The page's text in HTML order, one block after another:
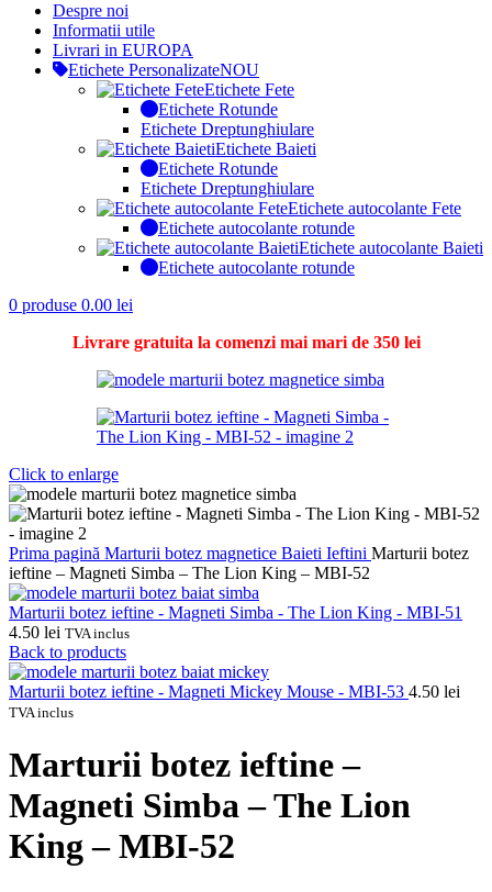
Despre noi
Informatii utile
Livrari in EUROPA
Etichete PersonalizateNOU
Etichete Fete
Etichete Rotunde
Etichete Dreptunghiulare
Etichete Baieti
Etichete Rotunde
Etichete Dreptunghiulare
Etichete autocolante Fete
Etichete autocolante rotunde
Etichete autocolante Baieti
Etichete autocolante rotunde
0 produse 0.00 lei
Livrare gratuita la comenzi mai mari de 350 lei
Click to enlarge
Prima pagină Marturii botez magnetice Baieti Ieftini Marturii botez
ieftine – Magneti Simba – The Lion King – MBI-52
Marturii botez ieftine - Magneti Simba - The Lion King - MBI-51
4.50 lei TVA inclus
Back to products
Marturii botez ieftine - Magneti Mickey Mouse - MBI-53 4.50 lei
TVA inclus
Marturii botez ieftine –
Magneti Simba – The Lion
King – MBI-52